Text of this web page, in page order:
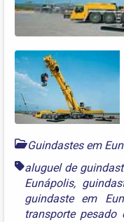
Guindastes em
aluguel de
Eunápolis,
guindaste em
transporte pesado